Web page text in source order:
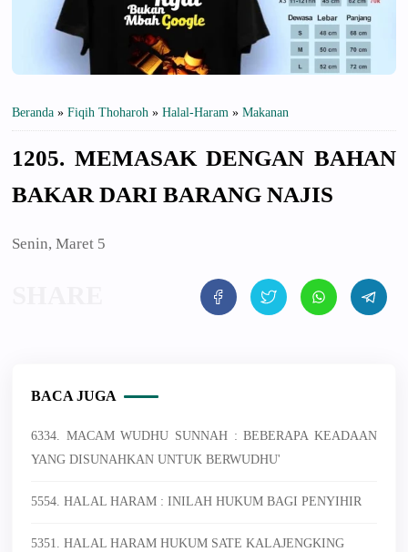
Beranda » Fiqih Thoharoh » Halal-Haram » Makanan
1205. MEMASAK DENGAN BAHAN
BAKAR DARI BARANG NAJIS
Senin, Maret 5
BACA JUGA
6334. MACAM WUDHU SUNNAH : BEBERAPA KEADAAN
YANG DISUNAHKAN UNTUK BERWUDHU'
5554. HALAL HARAM : INILAH HUKUM BAGI PENYIHIR
5351. HALAL HARAM HUKUM SATE KALAJENGKING